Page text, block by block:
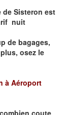
deSisteron est
nuit
de bagages,
osez le
à Aéroport